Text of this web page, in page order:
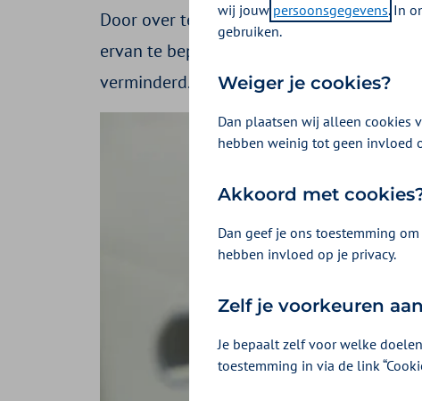
Door over te stappen van
ervan te beperken, kan de hoeveelheid
verminderd. Zo blijkt uit onderzoek van
wij jouw persoonsgegevens. In
gebruiken.
Weiger je cookies?
Dan plaatsen wij alleen cookies
hebben weinig tot geen invloed
Akkoord met
Dan geef je ons toestemming
hebben invloed op je privacy.
Zelf je voorkeuren
Je bepaalt zelf voor welke
toestemming in via de link